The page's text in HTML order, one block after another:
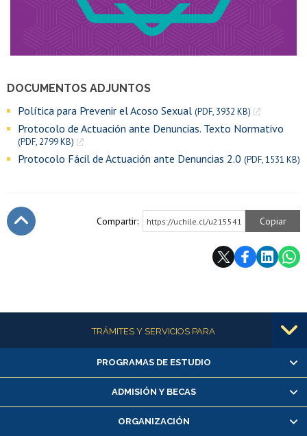
DOCUMENTOS ADJUNTOS
Política para Prevenir el Acoso Sexual (PDF, 3932 KB)
Protocolo de Actuación ante Denuncias. Texto Normativo
(PDF, 2799 KB)
Protocolo Fácil de Actuación ante Denuncias 2.0 (PDF, 1531 KB)
Compartir: https://uchile.cl/u215541 Copiar
Más informaciónTRÁMITES Y SERVICIOS PARA
Alumnas/os y exalumnas/os
Matrícula en línea
Inscripción y cambio de asignaturas
Consulta y certificado de notas
PROGRAMAS DE ESTUDIO
ADMISIÓN Y BECAS
ORGANIZACIÓN